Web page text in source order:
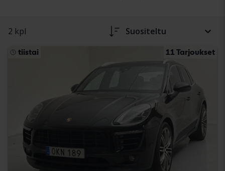
2 kpl Suositeltu
tiistai 11 Tarjoukset